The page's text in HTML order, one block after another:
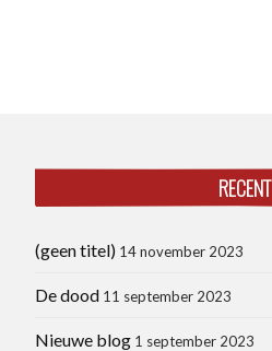
RECENT
(geen titel) 14 november 2023
De dood 11 september 2023
Nieuwe blog 1 september 2023